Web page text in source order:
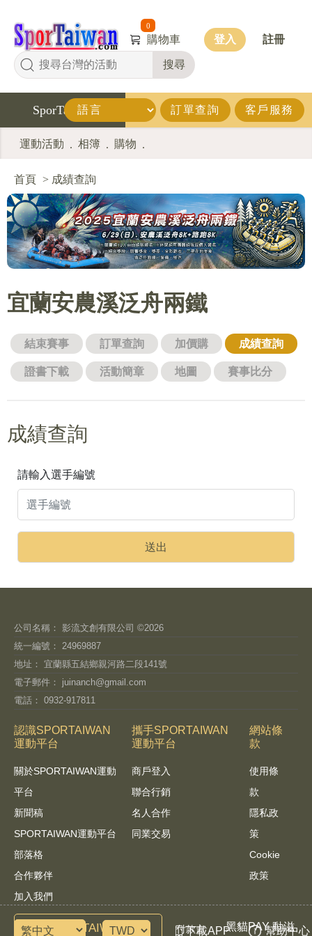
搜尋
0
購物車 登入 註冊
SporTaiwan 訂單查詢 客戶服務
運動活動 . 相簿 . 購物 .
首頁 > 成績查詢
宜蘭安農溪泛舟兩鐵
結束賽事 訂單查詢 加價購 成績查詢
證書下載 活動簡章 地圖 賽事比分
成績查詢
請輸入選手編號
公司名稱： 影流文創有限公司 ©2026
統一編號： 24969887
地址： 宜蘭縣五結鄉親河路二段141號
電子郵件： juinanch@gmail.com
電話： 0932-917811
認識SPORTAIWAN
運動平台
關於SPORTAIWAN運動
平台
新聞稿
SPORTAIWAN運動平台
部落格
合作夥伴
加入我們
攜手SPORTAIWAN
運動平台
商戶登入
聯合行銷
名人合作
同業交易
網站條
款
使用條
款
隱私政
策
Cookie
政策
諮詢SPORTAIWAN運動
付款方
黑貓PAY 動滋
下載APP 幫助中心